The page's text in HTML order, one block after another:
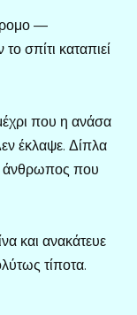
—
σπίτι καταπιεί
που η ανάσα
έκλαψε. Δίπλα
άνθρωπος που
και ανακάτευε
τίποτα.